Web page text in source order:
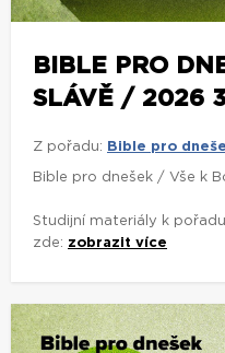
BIBLE PRO
SLÁVĚ / 2026
Z pořadu: Bible pro
Bible pro dnešek / Vše k
Studijní materiály k
zde: zobrazit více